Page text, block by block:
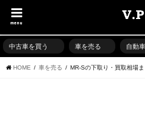
menu
中古車を買う 車を売る 自動
HOME 車を売る MR-Sの下取り・買取相場